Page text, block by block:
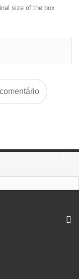
size of the box